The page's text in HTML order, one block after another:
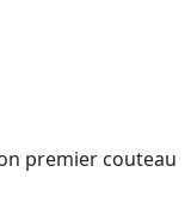
premier couteau